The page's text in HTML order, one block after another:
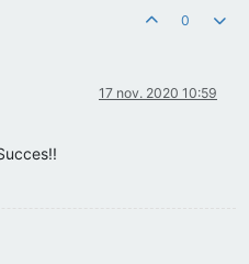
0
17 nov. 2020 10:59